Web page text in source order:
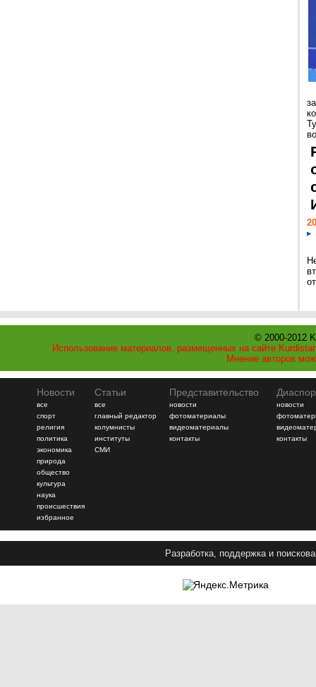
© 2000-2012
Использование материалов, размещенных на сайте
Мнение авторов
Новости
все
спорт
религия
политика
экономика
природа
общество
культура
наука
происшествия
избранное
Статьи
все
главный редактор
колумнисты
институты
СМИ
Представительство
новости
фотоматериалы
видеоматериалы
контакты
новости
контакты
Разработка, поддержка и